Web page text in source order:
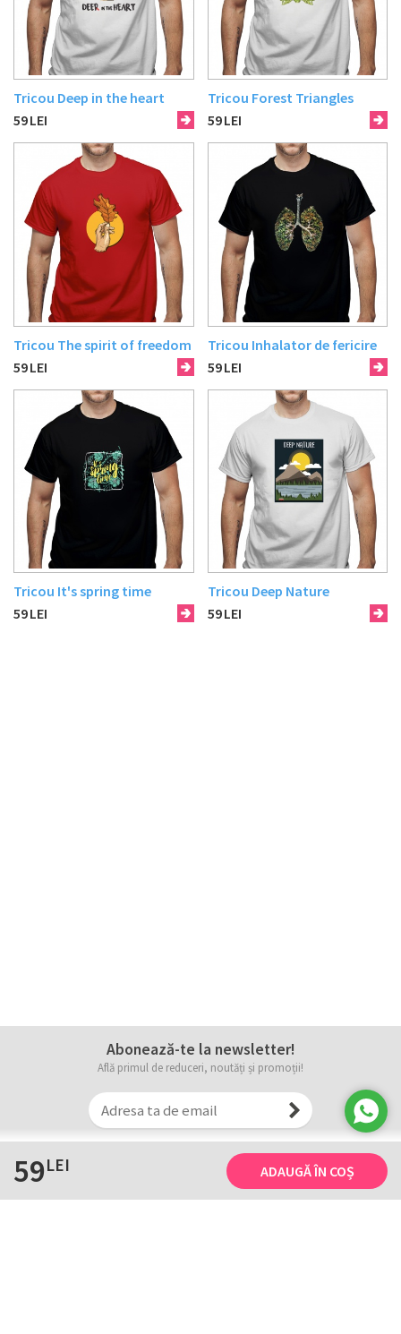
59LEI ADAUGĂ ÎN COȘ
Tricou Deep in the heart
59LEI
Tricou Forest Triangles
59LEI
Tricou The spirit of freedom
59LEI
Tricou Inhalator de fericire
59LEI
Tricou It's spring time
59LEI
Tricou Deep Nature
59LEI
Abonează-te la newsletter!
Află primul de reduceri, noutăți și promoții!
Tricourile noastre